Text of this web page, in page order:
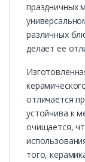
праздничных
различных
делает её
отличается
устойчива к
очищается,
того,